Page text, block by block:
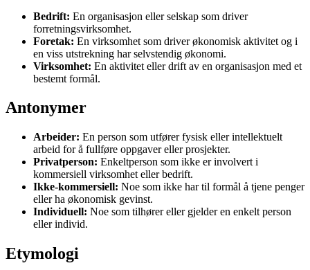
Bedrift: En organisasjon eller selskap som driver
forretningsvirksomhet.
Foretak: En virksomhet som driver økonomisk aktivitet og i
en viss utstrekning har selvstendig økonomi.
Virksomhet: En aktivitet eller drift av en organisasjon med et
bestemt formål.
Antonymer
Arbeider: En person som utfører fysisk eller intellektuelt
arbeid for å fullføre oppgaver eller prosjekter.
Privatperson: Enkeltperson som ikke er involvert i
kommersiell virksomhet eller bedrift.
Ikke-kommersiell: Noe som ikke har til formål å tjene penger
eller ha økonomisk gevinst.
Individuell: Noe som tilhører eller gjelder en enkelt person
eller individ.
Etymologi